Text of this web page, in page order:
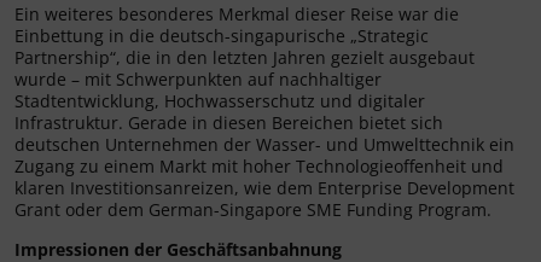
Ein weiteres besonderes Merkmal dieser Reise war die
Einbettung in die deutsch-singapurische „Strategic
Partnership“, die in den letzten Jahren gezielt ausgebaut
wurde – mit Schwerpunkten auf nachhaltiger
Stadtentwicklung, Hochwasserschutz und digitaler
Infrastruktur. Gerade in diesen Bereichen bietet sich
deutschen Unternehmen der Wasser- und Umwelttechnik ein
Zugang zu einem Markt mit hoher Technologieoffenheit und
klaren Investitionsanreizen, wie dem Enterprise Development
Grant oder dem German-Singapore SME Funding Program.
Impressionen der Geschäftsanbahnung